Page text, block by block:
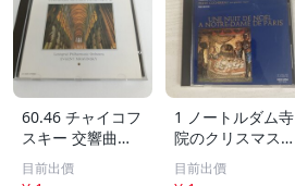
60.46 チャイコフ
スキー 交響曲第5
番 第6番 悲愴 エ
フゲニー・ムラビ
目前出價
1 ノートルダム寺
院のクリスマス/
ピエールコシュロ
ー 8
目前出價